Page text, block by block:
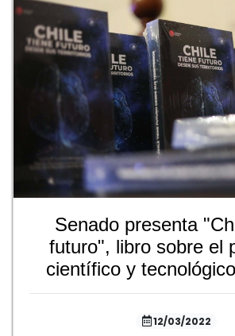
Senado presenta
futuro", libro sobre el
científico y
12/03/2022